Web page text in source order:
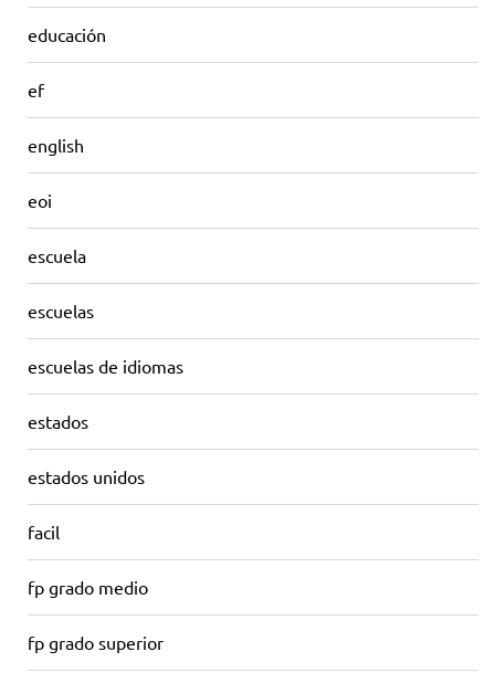
educación
ef
english
eoi
escuela
escuelas
escuelas de idiomas
estados
estados unidos
facil
fp grado medio
fp grado superior